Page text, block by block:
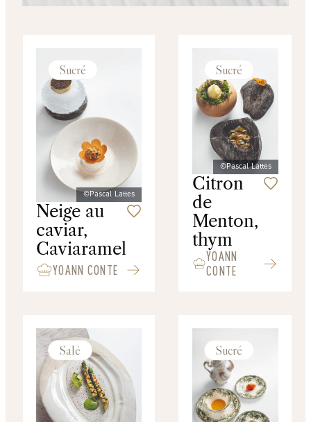
©Pascal Lattes
Sucré
Neige au
caviar,
Caviaramel
YOANN CONTE
©Pascal Lattes
Sucré
Citron
de
Menton,
thym
YOANN
CONTE
Salé Sucré